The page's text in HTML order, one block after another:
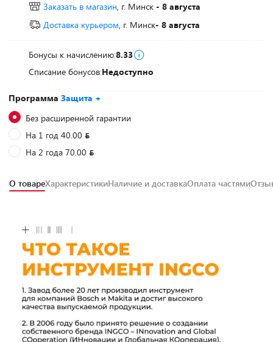
Программа Защита +
Без расширенной гарантии
На 1 год 40.00
На 2 года 70.00
Заказать в магазин, г. Минск - 8 августа
Доставка курьером, г. Минск- 8 августа
Бонусы к начислению:8.33
Списание бонусов:Недоступно
О товареХарактеристикиНаличие и доставкаОплата частями